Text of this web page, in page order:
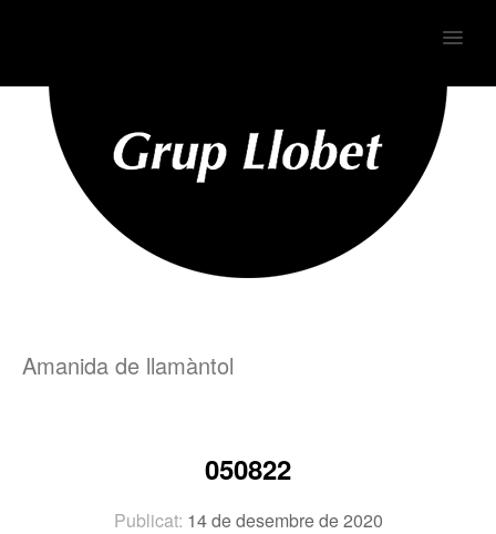
MENU
Amanida de llamàntol
050822
Publicat: 14 de desembre de 2020